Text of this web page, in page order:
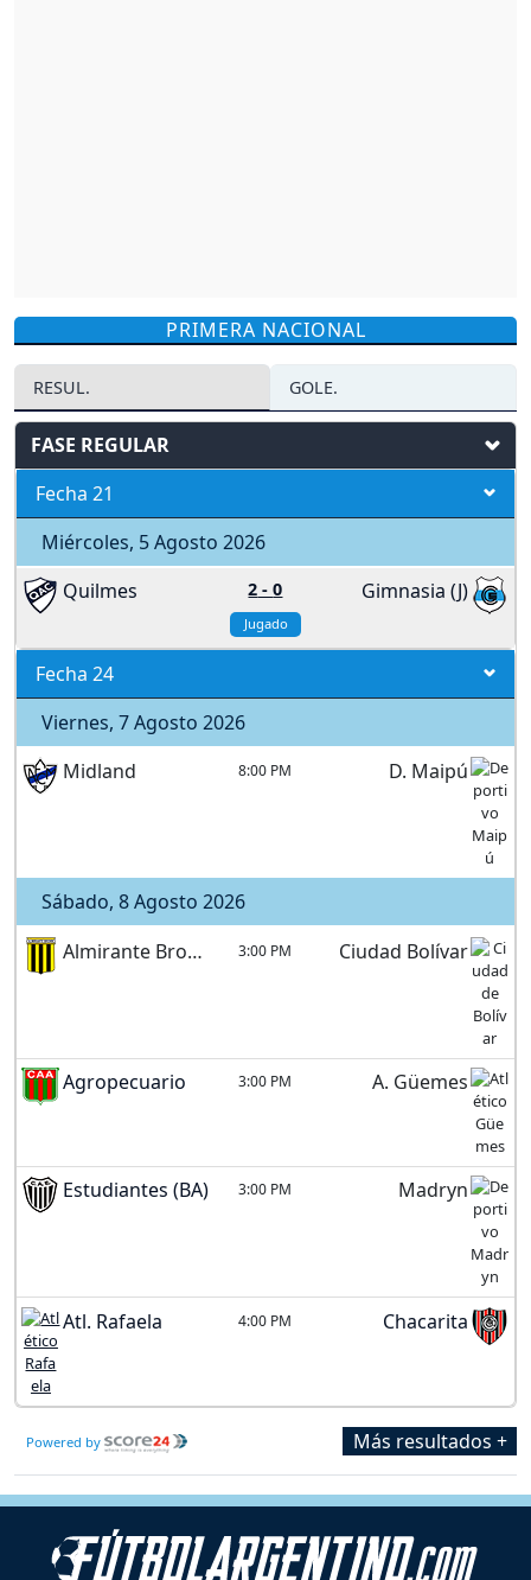
PRIMERA NACIONAL
RESUL. GOLE.
FASE REGULAR
Fecha 21
Miércoles, 5 Agosto 2026
Quilmes
2 -0 Gimnasia (J)
Jugado
Fecha 24
Viernes, 7 Agosto 2026
Midland
8:00 PM D. Maipú
Sábado, 8 Agosto 2026
Almirante Brown
3:00 PM Ciudad Bolívar
Agropecuario 3:00 PM A. Güemes
Estudiantes (BA) 3:00 PM Madryn
Atl. Rafaela 4:00 PM Chacarita
Powered by Más resultados +